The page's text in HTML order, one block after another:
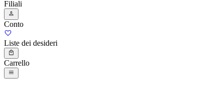
Filiali
Conto
Liste dei desideri
Carrello